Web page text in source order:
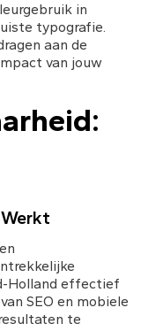
in
typografie.
aan de
van jouw
Holland effectief
SEO en mobiele
te